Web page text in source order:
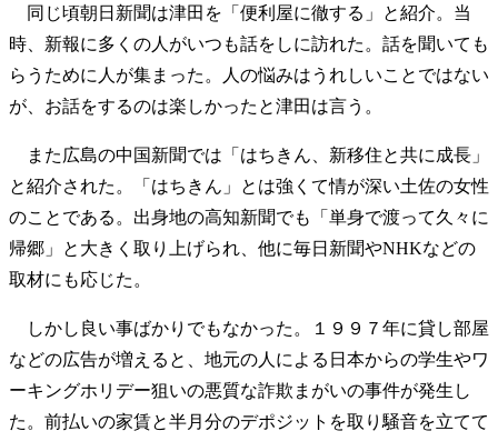
同じ頃朝日新聞は津田を「便利屋に徹する」と紹介。当
時、新報に多くの人がいつも話をしに訪れた。話を聞いても
らうために人が集まった。人の悩みはうれしいことではない
が、お話をするのは楽しかったと津田は言う。
また広島の中国新聞では「はちきん、新移住と共に成長」
と紹介された。「はちきん」とは強くて情が深い土佐の女性
のことである。出身地の高知新聞でも「単身で渡って久々に
帰郷」と大きく取り上げられ、他に毎日新聞やNHKなどの
取材にも応じた。
しかし良い事ばかりでもなかった。１９９７年に貸し部屋
などの広告が増えると、地元の人による日本からの学生やワ
ーキングホリデー狙いの悪質な詐欺まがいの事件が発生し
た。前払いの家賃と半月分のデポジットを取り騒音を立てて